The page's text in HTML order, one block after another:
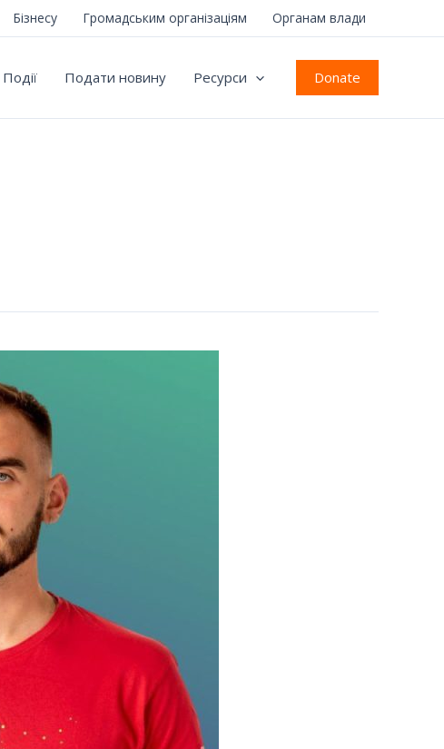
Бізнесу Громадським організаціям Органам влади
Події Подати новину Ресурси Donate